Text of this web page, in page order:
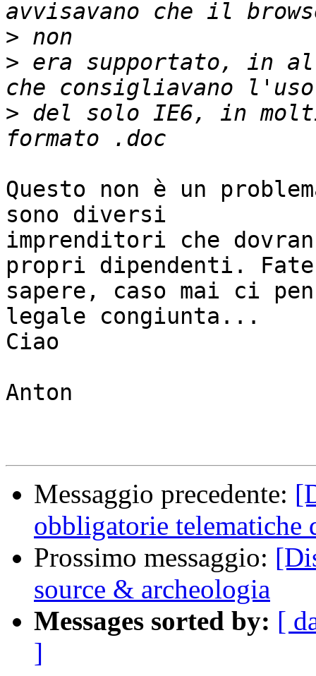
>
> era supportato, in
> del solo IE6, in
Questo non è un
sono diversi
imprenditori che
propri dipendenti.
sapere, caso mai ci
legale congiunta...
Ciao
Anton
Messaggio precedente:
obbligatorie
Prossimo messaggio:
source & archeologia
Messages sorted by: [
]